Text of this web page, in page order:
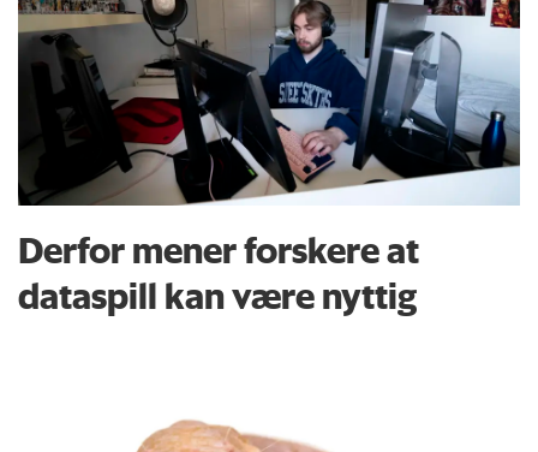
Derfor mener forskere at
dataspill kan være nyttig